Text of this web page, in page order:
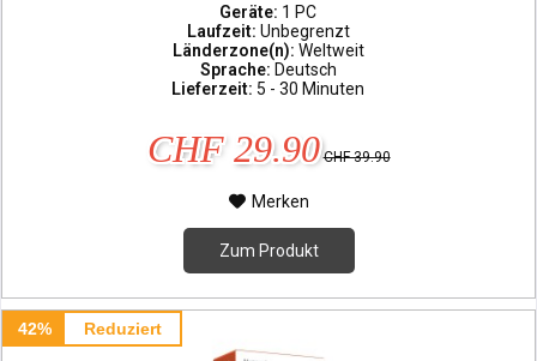
Geräte: 1 PC
Laufzeit: Unbegrenzt
Länderzone(n): Weltweit
Sprache: Deutsch
Lieferzeit: 5 - 30 Minuten
CHF 29.90 CHF 39.90
Merken
Zum Produkt
42% Reduziert